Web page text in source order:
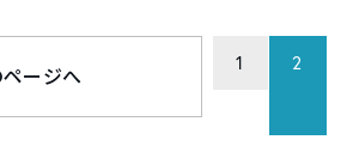
ージへ
1 2